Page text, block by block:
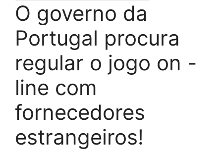
O governo da
Portugal procura
regular o jogo on -
line com
fornecedores
estrangeiros!